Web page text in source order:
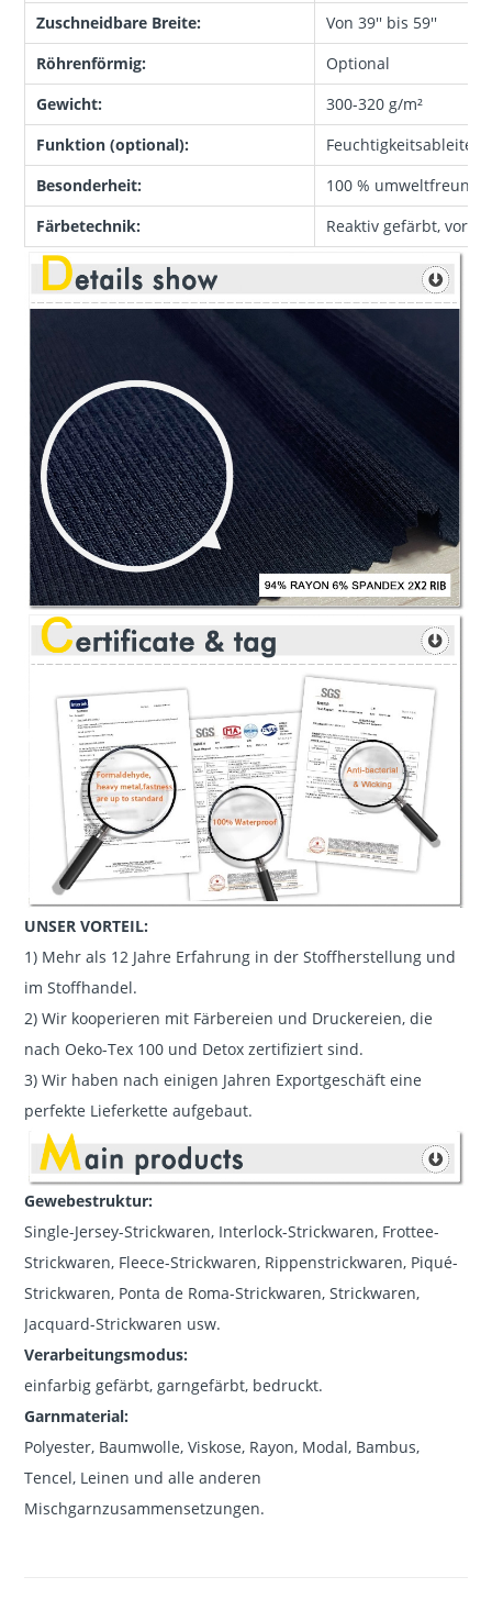
Zuschneidbare Breite:
Von 39'' bis 59''
Röhrenförmig:
Optional
Gewicht:
300-320 g/m²
Funktion (optional):
Besonderheit:
100 %
Färbetechnik:
Reaktiv gefärbt,
UNSER VORTEIL:
1) Mehr als 12 Jahre Erfahrung in der Stoffherstellung und
im Stoffhandel.
2) Wir kooperieren mit Färbereien und Druckereien, die
nach Oeko-Tex 100 und Detox zertifiziert sind.
3) Wir haben nach einigen Jahren Exportgeschäft eine
perfekte Lieferkette aufgebaut.
Gewebestruktur:
Single-Jersey-Strickwaren, Interlock-Strickwaren, Frottee-
Strickwaren, Fleece-Strickwaren, Rippenstrickwaren, Piqué-
Strickwaren, Ponta de Roma-Strickwaren, Strickwaren,
Jacquard-Strickwaren usw.
Verarbeitungsmodus:
einfarbig gefärbt, garngefärbt, bedruckt.
Garnmaterial:
Polyester, Baumwolle, Viskose, Rayon, Modal, Bambus,
Tencel, Leinen und alle anderen
Mischgarnzusammensetzungen.